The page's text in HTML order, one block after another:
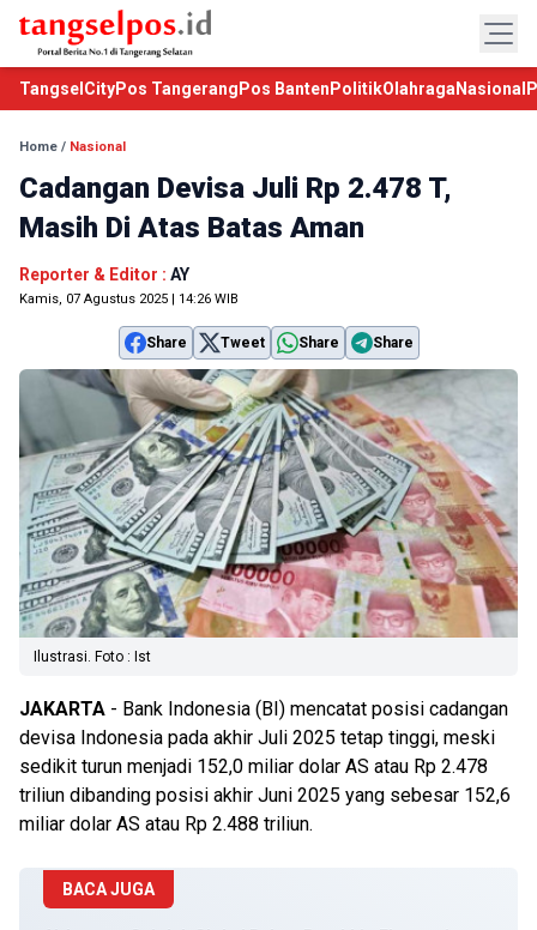
TangselCityPos Tangerang Pos Banten PolitikOlahraga Nasional
Home / Nasional
Cadangan Devisa Juli Rp 2.478 T,
Masih Di Atas Batas Aman
Reporter & Editor : AY
Kamis, 07 Agustus 2025 | 14:26 WIB
Share Tweet Share Share
Ilustrasi. Foto : Ist
JAKARTA - Bank Indonesia (BI) mencatat posisi cadangan
devisa Indonesia pada akhir Juli 2025 tetap tinggi, meski
sedikit turun menjadi 152,0 miliar dolar AS atau Rp 2.478
triliun dibanding posisi akhir Juni 2025 yang sebesar 152,6
miliar dolar AS atau Rp 2.488 triliun.
BACA JUGA